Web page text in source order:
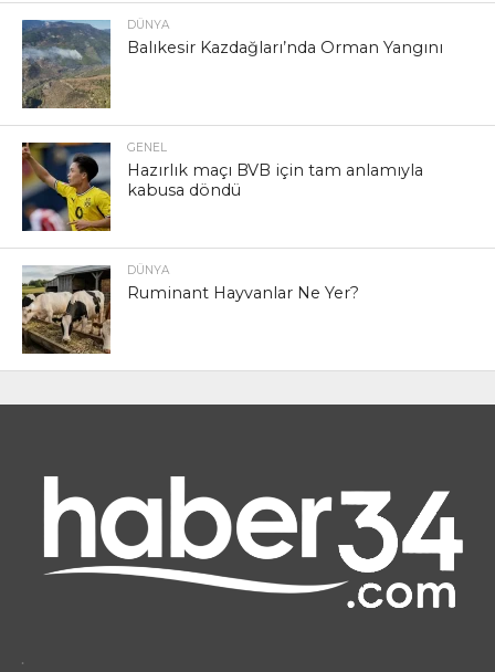
DÜNYA
Balıkesir Kazdağları’nda Orman Yangını
GENEL
Hazırlık maçı BVB için tam anlamıyla
kabusa döndü
DÜNYA
Ruminant Hayvanlar Ne Yer?
.